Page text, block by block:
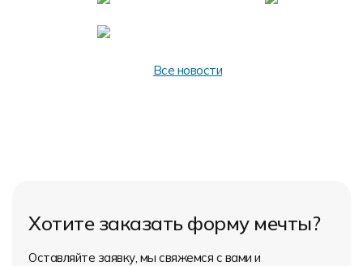
Все новости
Хотите заказать форму мечты?
Оставляйте заявку, мы свяжемся с вами и
Форма в наличии
Распродажа
Реквизиты
Система скидок и наценок
Пользовательское соглашение